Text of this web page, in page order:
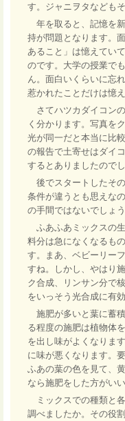
す。ジャニヲタなども
年を取ると、記憶を
持が問題となります。
あること」は憶えてい
のです。大学の授業で
ん。面白いくらいに忘
惹かれたことだけは憶え
さてハツカダイコン
く分かります。写真を
光が同一だと本当に比
の報告で土寄せはダイ
するとありましたので
後でスタートしたそ
条件が違うとも思えな
の手間ではないでしょ
ふあふあミックスの
料分は急になくなるも
す。まあ、ベビーリー
すね。しかし、やはり
ク合成、リンサン分で
をいっそう光合成に有
施肥が多いと葉に蓄
る程度の施肥は植物体
を出し味がよくなりま
に味が悪くなります。
ふあの葉の色を見て、
なら施肥をした方がい
ミックスでの種類と
調べましたか。その役